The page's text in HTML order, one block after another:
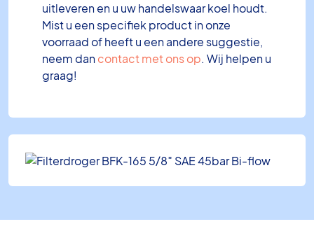
uitleveren en u uw handelswaar koel houdt.
Mist u een specifiek product in onze
voorraad of heeft u een andere suggestie,
neem dancontact met ons op. Wij helpen u
graag!